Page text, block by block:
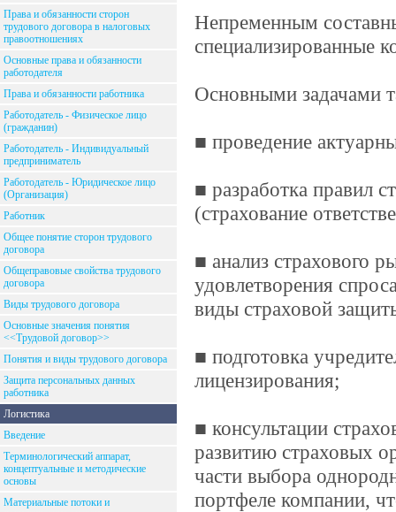
Права и обязанности сторон
трудового договора в налоговых
правоотношениях
Основные права и обязанности
работодателя
Права и обязанности работника
Работодатель - Физическое лицо
(гражданин)
Работодатель - Индивидуальный
предприниматель
Работодатель - Юридическое лицо
(Организация)
Работник
Общее понятие сторон трудового
договора
Общеправовые свойства трудового
договора
Виды трудового договора
Основные значения понятия
<<Трудовой договор>>
Понятия и виды трудового договора
Защита персональных данных
работника
Логистика
Введение
Терминологический аппарат,
концептуальные и методические
основы
Материальные потоки и
Непременным
специализированные
Основными задачами
■ проведение
■ разработка правил
(страхование
■ анализ страхового
удовлетворения
виды страховой
■ подготовка
лицензирования;
■ консультации
развитию страховых
части выбора
портфеле компании,